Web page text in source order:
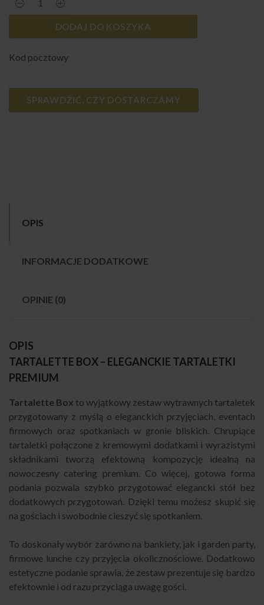
Tartalette
box
DODAJ DO KOSZYKA
Kod pocztowy
SPRAWDZIĆ, CZY DOSTARCZAMY
OPIS
INFORMACJE DODATKOWE
OPINIE (0)
OPIS
TARTALETTE BOX – ELEGANCKIE TARTALETKI
PREMIUM
Tartalette Box to wyjątkowy zestaw wytrawnych tartaletek
przygotowany z myślą o eleganckich przyjęciach, eventach
firmowych oraz spotkaniach w gronie bliskich. Chrupiące
tartaletki połączone z kremowymi dodatkami i wyrazistymi
składnikami tworzą efektowną kompozycję idealną na
nowoczesny catering premium. Co więcej, gotowa forma
podania pozwala szybko przygotować elegancki stół bez
dodatkowych przygotowań. Dzięki temu możesz skupić się
na gościach i swobodnie cieszyć się spotkaniem.
To doskonały wybór zarówno na bankiety, jak i garden party,
firmowe lunche czy przyjęcia okolicznościowe. Dodatkowo
estetyczne podanie sprawia, że zestaw prezentuje się bardzo
efektownie i od razu przyciąga uwagę gości.